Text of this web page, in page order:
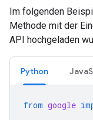
Im folgenden
Methode mit der
API hochgeladen
Python
from google